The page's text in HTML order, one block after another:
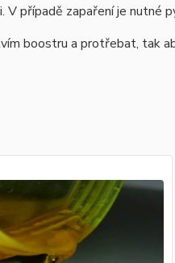
V případě zapaření je
boostru a protřebat, tak